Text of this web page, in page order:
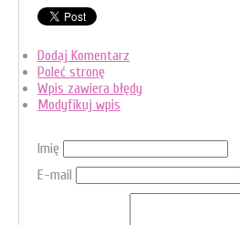
Dodaj Komentarz
Poleć stronę
Wpis zawiera błędy
Modyfikuj wpis
Imię
E-mail